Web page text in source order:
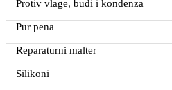
Protiv vlage, buđi i kondenza
Pur pena
Reparaturni malter
Silikoni